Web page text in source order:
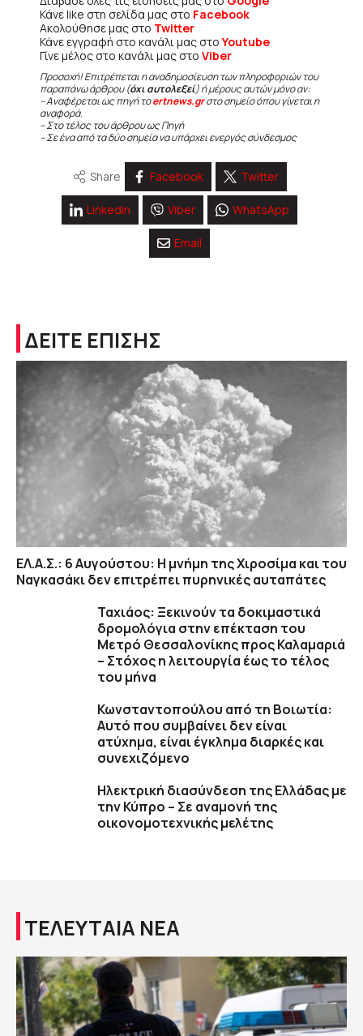
Κάνε like στη σελίδα μας στο Facebook
Ακολούθησε μας στο Twitter
Κάνε εγγραφή στο κανάλι μας στοYoutube
Γίνε μέλος στο κανάλι μας στο Viber
Προσοχή! Επιτρέπεται η αναδημοσίευση των πληροφοριών του
παραπάνω άρθρου (όχι αυτολεξεί) ή μέρους αυτών μόνο αν:
– Αναφέρεται ως πηγή τοertnews.grστο σημείο όπου γίνεται η
αναφορά.
– Στο τέλος του άρθρου ως Πηγή
– Σε ένα από τα δύο σημεία να υπάρχει ενεργός σύνδεσμος
Share Facebook Twitter
Linkedin Viber WhatsApp
Email
ΔΕΙΤΕ ΕΠΙΣΗΣ
ΕΛ.Α.Σ.: 6 Αυγούστου: Η μνήμη της Χιροσίμα και του
Ναγκασάκι δεν επιτρέπει πυρηνικές αυταπάτες
Ταχιάος: Ξεκινούν τα δοκιμαστικά
δρομολόγια στην επέκταση του
Μετρό Θεσσαλονίκης προς Καλαμαριά
– Στόχος η λειτουργία έως το τέλος
του μήνα
Κωνσταντοπούλου από τη Βοιωτία:
Αυτό που συμβαίνει δεν είναι
ατύχημα, είναι έγκλημα διαρκές και
συνεχιζόμενο
Ηλεκτρική διασύνδεση της Ελλάδας με
την Κύπρο – Σε αναμονή της
οικονομοτεχνικής μελέτης
ΤΕΛΕΥΤΑΙΑ ΝΕΑ